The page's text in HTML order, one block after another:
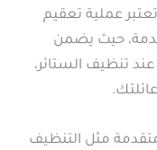
عملية تعقيم
حيث يضمن
تنظيف الستائر،
مثل التنظيف